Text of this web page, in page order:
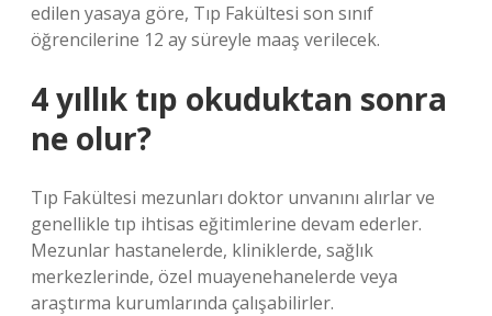
edilen yasaya göre, Tıp Fakültesi son sınıf
öğrencilerine 12 ay süreyle maaş verilecek.
4 yıllık tıp okuduktan sonra
ne olur?
Tıp Fakültesi mezunları doktor unvanını alırlar ve
genellikle tıp ihtisas eğitimlerine devam ederler.
Mezunlar hastanelerde, kliniklerde, sağlık
merkezlerinde, özel muayenehanelerde veya
araştırma kurumlarında çalışabilirler.